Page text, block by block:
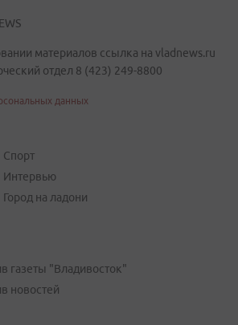
материалов ссылка на vladnews.ru
отдел 8 (423) 249-8800
данных
Спорт
Интервью
Город на ладони
газеты "Владивосток"
новостей